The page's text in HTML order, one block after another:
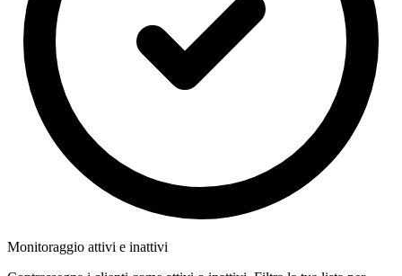
Monitoraggio attivi e inattivi